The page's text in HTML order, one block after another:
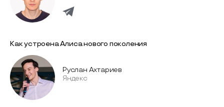
Как устроена Алиса нового поколения
Руслан Ахтариев
Яндекс